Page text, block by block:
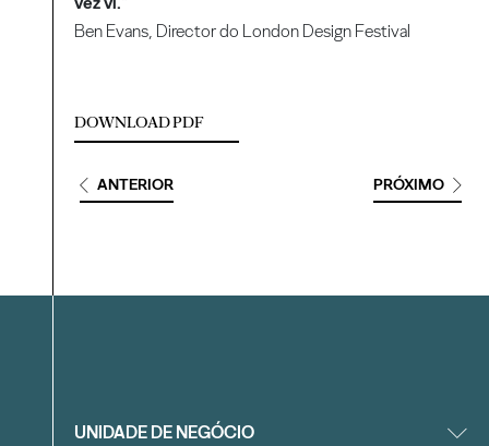
Ben Evans, Director do London Design Festival
DOWNLOAD PDF
ANTERIOR PRÓXIMO
Filtrar
UNIDADE DE NEGÓCIO